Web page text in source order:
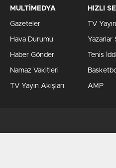
MULTİMEDYA
Gazeteler
Hava Durumu
Haber Gönder
Namaz Vakitleri
TV Yayın Akışları
HIZLI
TV
Yazarlar
Tenis
AMP